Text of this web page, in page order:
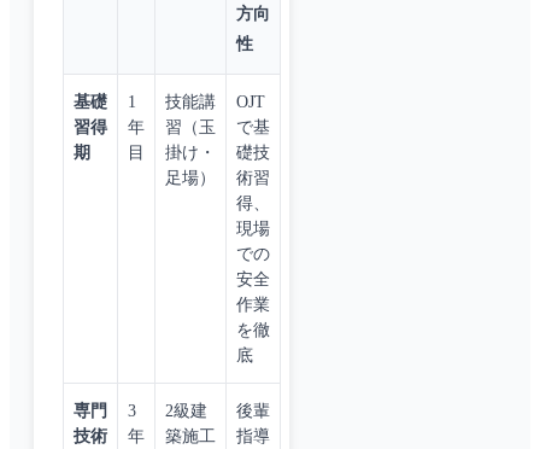
方向
性
基礎
習得
期
1
年
目
技能講
習（玉
掛け・
足場）
OJT
で基
礎技
術習
得、
現場
での
安全
作業
を徹
底
専門
技術
3
年
2級建
築施工
後輩
指導